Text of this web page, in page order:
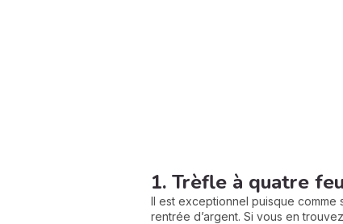
1. Trèfle à quatre
Il est exceptionnel puisque comme
rentrée d’argent. Si vous en